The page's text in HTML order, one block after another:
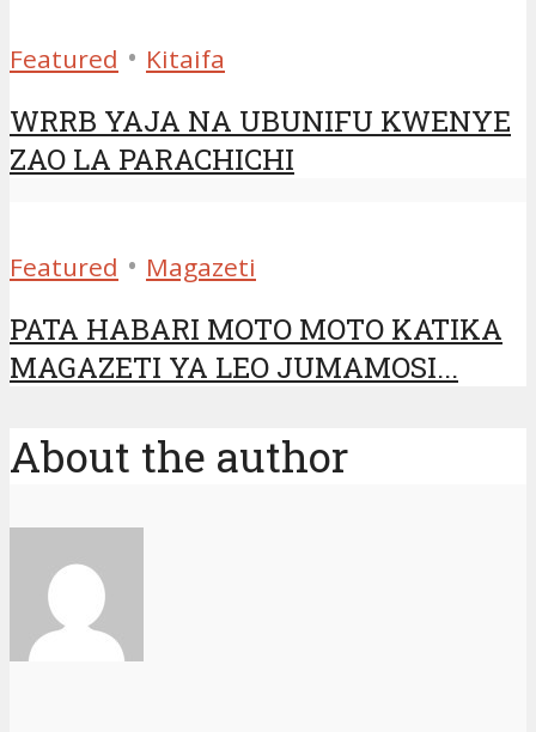
Featured • Kitaifa
WRRB YAJA NA UBUNIFU KWENYE
ZAO LA PARACHICHI
Featured • Magazeti
PATA HABARI MOTO MOTO KATIKA
MAGAZETI YA LEO JUMAMOSI...
About the author